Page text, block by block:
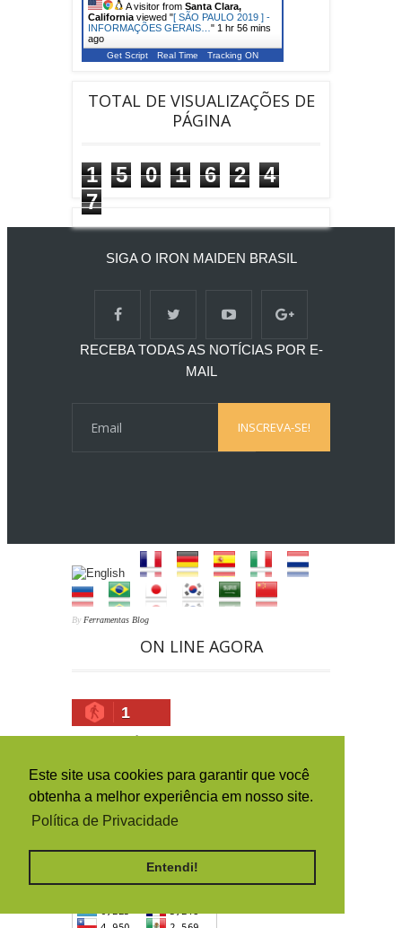
Este site usa cookies para garantir que você
obtenha a melhor experiência em nosso site.
Política de Privacidade
Entendi!
A visitor from Santa Clara,
California viewed "[ SÃO PAULO 2019 ] -
INFORMAÇÕES GERAIS… " 1 hr 56 mins
ago
Get Script Real Time Tracking ON
TOTAL DE VISUALIZAÇÕES DE
PÁGINA
1 5 0 1 6 2
4
7
SIGA O IRON MAIDEN BRASIL
RECEBA TODAS AS NOTÍCIAS POR E-
MAIL
By Ferramentas Blog
ON LINE AGORA
1
ACESSOS (PAÍSES)